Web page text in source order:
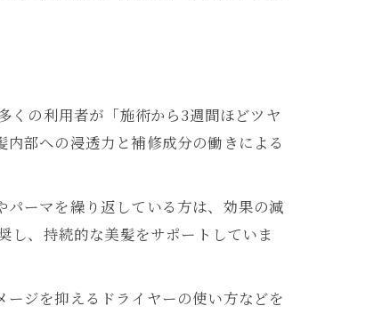
くの利用者が「施術から3週間ほどツヤ
部への浸透力と補修成分の働きによる
ーマを繰り返している方は、効果の減
し、持続的な美髪をサポートしていま
ジを抑えるドライヤーの使い方などを